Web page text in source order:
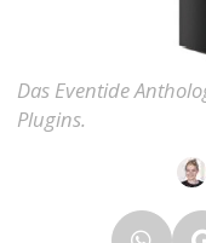
Das Eventide
Plugins.